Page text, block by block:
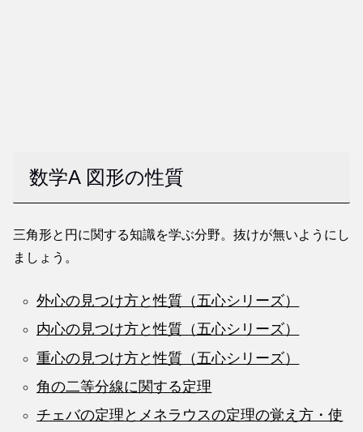
数学A 図形の性質
三角形と円に関する知識を学ぶ分野。抜けが無いようにし
ましょう。
外心の見つけ方と性質（五心シリーズ）
内心の見つけ方と性質（五心シリーズ）
重心の見つけ方と性質（五心シリーズ）
角の二等分線に関する定理
チェバの定理とメネラウスの定理の覚え方・使